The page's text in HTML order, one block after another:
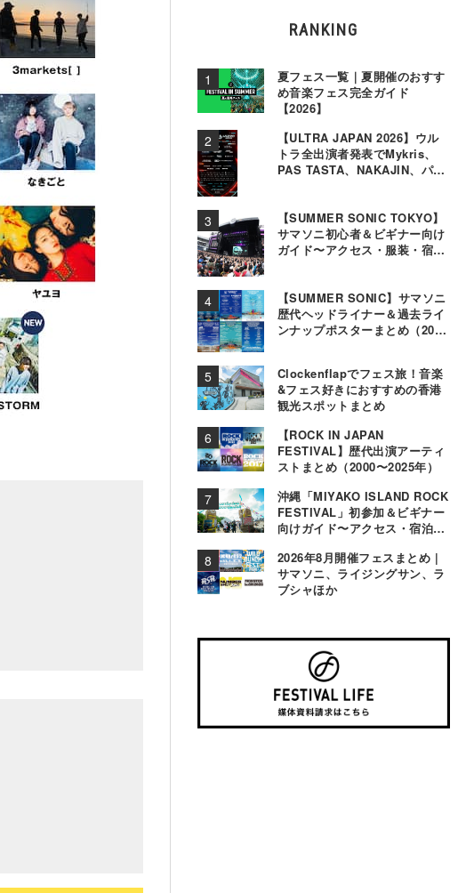
RANKING
夏フェス一覧｜夏開催のおすす
め音楽フェス完全ガイド
【2026】
【ULTRA JAPAN 2026】ウル
トラ全出演者発表でMykris、
PAS TASTA、NAKAJIN、パソ
【SUMMER SONIC TOKYO】
サマソニ初心者＆ビギナー向け
ガイド〜アクセス・服装・宿泊
【SUMMER SONIC】サマソニ
歴代ヘッドライナー＆過去ライ
ンナップポスターまとめ（2000
Clockenflapでフェス旅！音楽
&フェス好きにおすすめの香港
観光スポットまとめ
【ROCK IN JAPAN
FESTIVAL】歴代出演アーティ
ストまとめ（2000〜2025年）
沖縄「MIYAKO ISLAND ROCK
FESTIVAL」初参加＆ビギナー
向けガイド〜アクセス・宿泊・
2026年8月開催フェスまとめ |
サマソニ、ライジングサン、ラ
ブシャほか